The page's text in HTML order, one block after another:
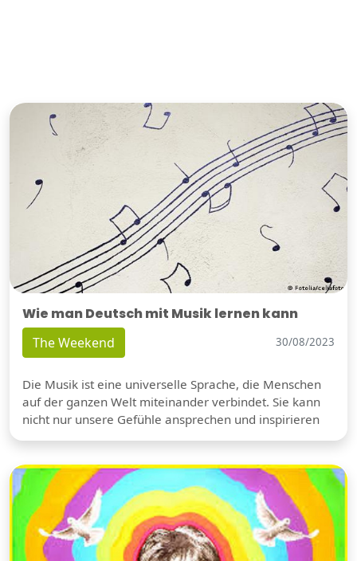
Wie man Deutsch mit Musik lernen kann
The Weekend 30/08/2023
Die Musik ist eine universelle Sprache, die Menschen
auf der ganzen Welt miteinander verbindet. Sie kann
nicht nur unsere Gefühle ansprechen und inspirieren